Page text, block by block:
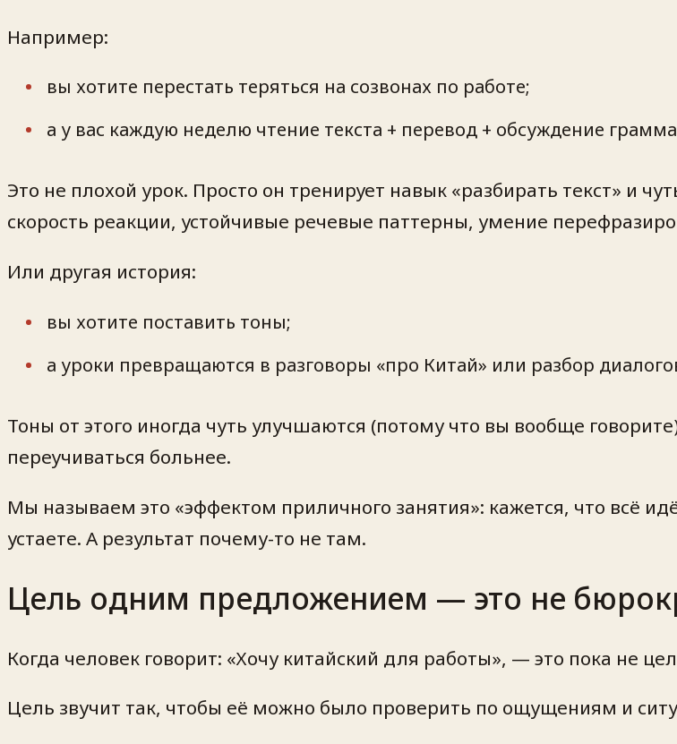
Например:
вы хотите перестать теряться на созвонах по работе;
а у вас каждую неделю чтение текста + перевод + обсуждение
Это не плохой урок. Просто он тренирует навык «разбирать текст» и
скорость реакции, устойчивые речевые паттерны, умение
Или другая история:
вы хотите поставить тоны;
а уроки превращаются в разговоры «про Китай» или разбор
Тоны от этого иногда чуть улучшаются (потому что вы вообще
переучиваться больнее.
Мы называем это «эффектом приличного занятия»: кажется, что всё
устаете. А результат почему-то не там.
Цель одним предложением — это не
Когда человек говорит: «Хочу китайский для работы», — это пока не
Цель звучит так, чтобы её можно было проверить по ощущениям и